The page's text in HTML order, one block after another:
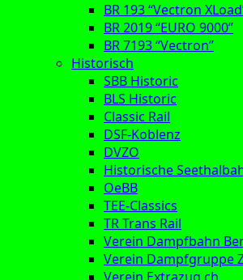
BR 193 “Vectron
BR 2019 “EURO 9000”
BR 7193 “Vectron”
Historisch
SBB Historic
BLS Historic
Classic Rail
DSF-Koblenz
DVZO
Historische
OeBB
TEE-Classics
TR Trans Rail
Verein Dampfbahn
Verein Dampfgruppe